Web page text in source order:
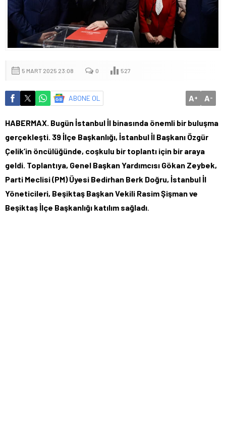
5 MART 2025 23:08 0 527
ABONE OL A+ A-
HABERMAX. Bugün İstanbul İl binasında önemli bir buluşma
gerçekleşti. 39 İlçe Başkanlığı, İstanbul İl Başkanı Özgür
Çelik’in öncülüğünde, coşkulu bir toplantı için bir araya
geldi. Toplantıya, Genel Başkan Yardımcısı Gökan Zeybek,
Parti Meclisi (PM) Üyesi Bedirhan Berk Doğru, İstanbul İl
Yöneticileri, Beşiktaş Başkan Vekili Rasim Şişman ve
Beşiktaş İlçe Başkanlığı katılım sağladı